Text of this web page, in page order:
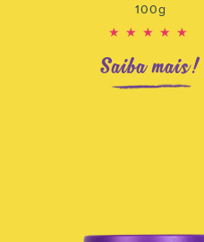
100g
★★★★★
Saiba mais!